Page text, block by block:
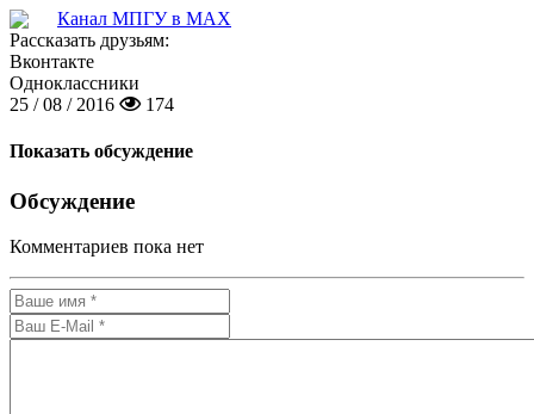
Канал МПГУ в MAX
Рассказать друзьям:
Вконтакте
Одноклассники
25 / 08 / 2016
174
Показать обсуждение
Обсуждение
Комментариев пока нет